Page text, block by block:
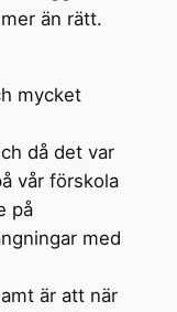
än rätt.
mycket
då det var
vår förskola
på
med
är att när